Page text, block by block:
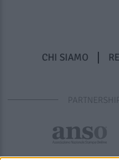
CHI SIAMO